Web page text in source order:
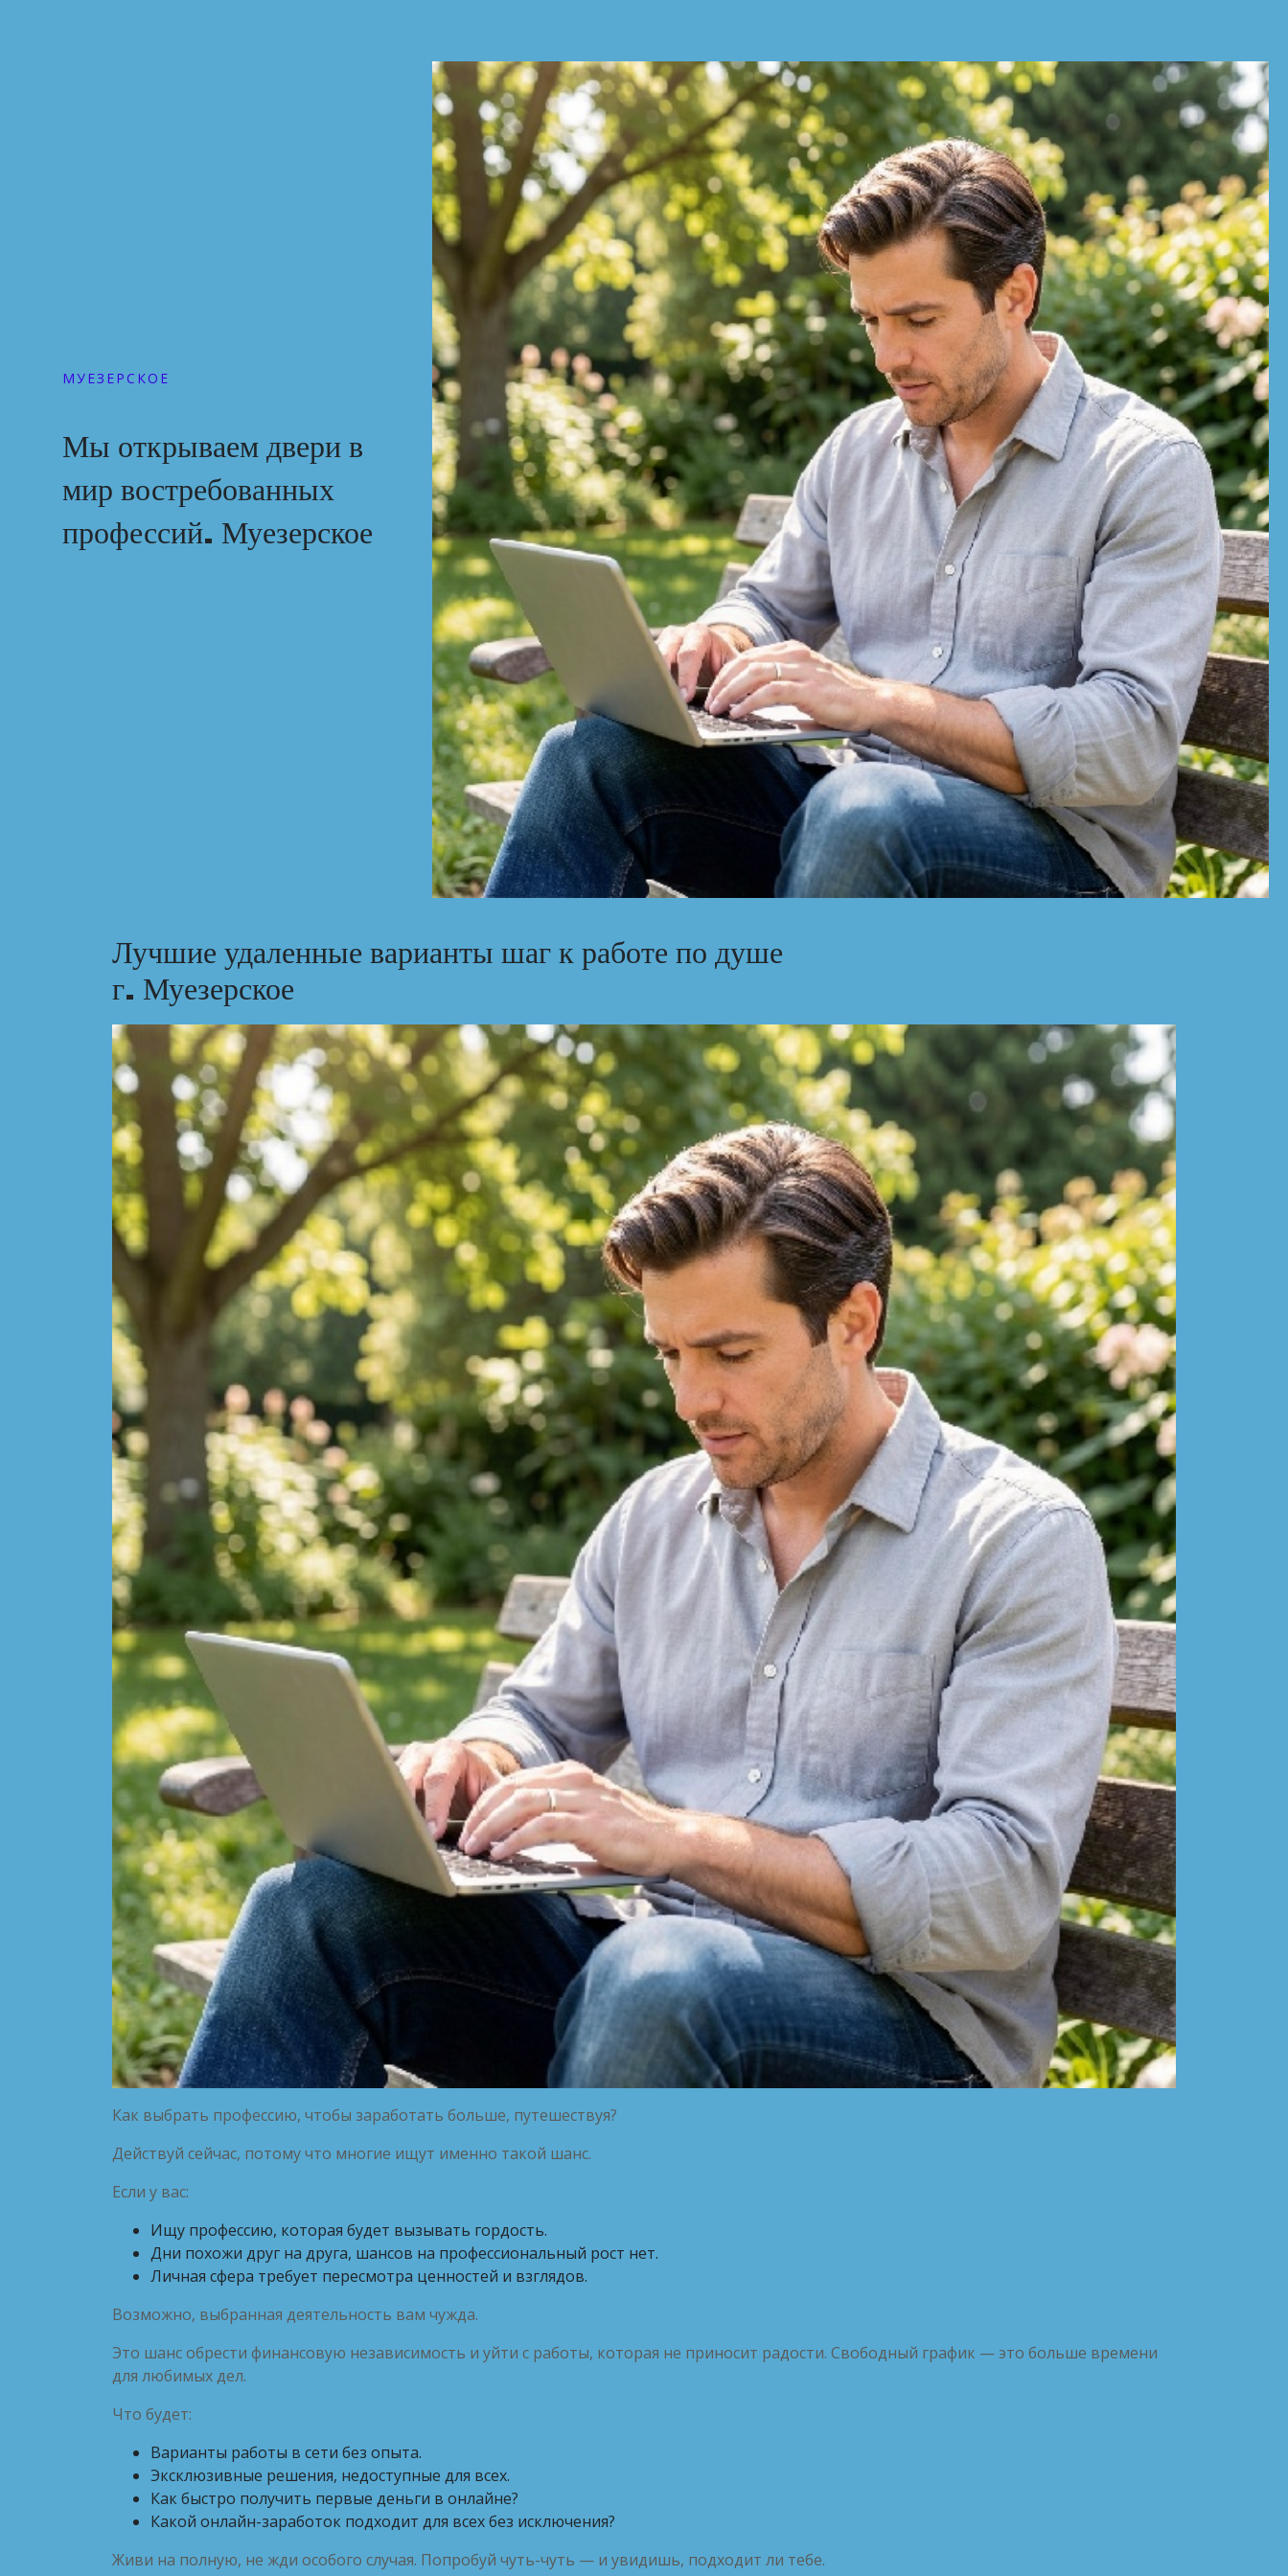
МУЕЗЕРСКОЕ
Мы открываем двери в
мир востребованных
профессий. Муезерское
Лучшие удаленные варианты шаг к работе по душе
г. Муезерское
Как выбрать профессию, чтобы заработать больше, путешествуя?
Действуй сейчас, потому что многие ищут именно такой шанс.
Если у вас:
Ищу профессию, которая будет вызывать гордость.
Дни похожи друг на друга, шансов на профессиональный рост нет.
Личная сфера требует пересмотра ценностей и взглядов.
Возможно, выбранная деятельность вам чужда.
Это шанс обрести финансовую независимость и уйти с работы, которая не приносит радости. Свободный график — это больше времени
для любимых дел.
Что будет:
Варианты работы в сети без опыта.
Эксклюзивные решения, недоступные для всех.
Как быстро получить первые деньги в онлайне?
Какой онлайн-заработок подходит для всех без исключения?
Живи на полную, не жди особого случая. Попробуй чуть-чуть — и увидишь, подходит ли тебе.